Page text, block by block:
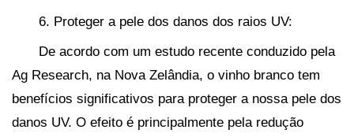
6. Proteger a pele dos danos dos raios UV:
De acordo com um estudo recente conduzido pela
Ag Research, na Nova Zelândia, o vinho branco tem
benefícios significativos para proteger a nossa pele dos
danos UV. O efeito é principalmente pela redução